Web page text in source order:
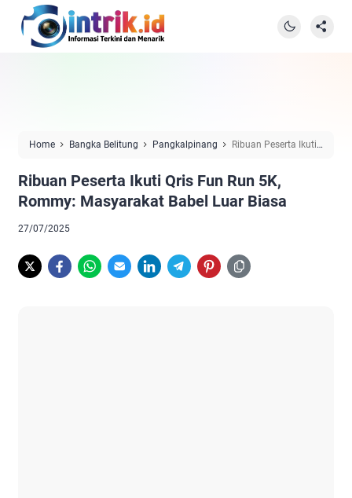
Home Bangka Belitung Pangkalpinang
Ribuan Peserta Ikuti
Ribuan Peserta Ikuti Qris Fun Run 5K,
Rommy: Masyarakat Babel Luar Biasa
27/07/2025